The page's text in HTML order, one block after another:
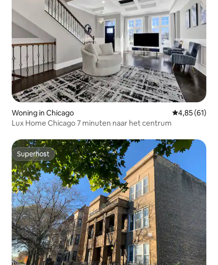
Woning in Chicago Gemiddelde
4,85 (61)
Lux Home Chicago 7 minuten naar het centrum
Superhost
Superhost